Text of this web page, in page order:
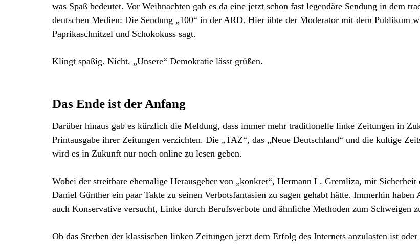
was Spaß bedeutet. Vor Weihnachten gab es da eine jetzt schon fast legendäre Sendung in dem
deutschen Medien: Die Sendung „100“ in der ARD. Hier übte der Moderator mit dem Publikum
Paprikaschnitzel und Schokokuss sagt.
Klingt spaßig. Nicht. „Unsere“ Demokratie lässt grüßen.
Das Ende ist der Anfang
Darüber hinaus gab es kürzlich die Meldung, dass immer mehr traditionelle linke Zeitungen in
Printausgabe ihrer Zeitungen verzichten. Die „TAZ“, das „Neue Deutschland“ und die kultige
wird es in Zukunft nur noch online zu lesen geben.
Wobei der streitbare ehemalige Herausgeber von „konkret“, Hermann L. Gremliza, mit Sicherheit
Daniel Günther ein paar Takte zu seinen Verbotsfantasien zu sagen gehabt hätte. Immerhin haben
auch Konservative versucht, Linke durch Berufsverbote und ähnliche Methoden zum Schweigen
Ob das Sterben der klassischen linken Zeitungen jetzt dem Erfolg des Internets anzulasten ist